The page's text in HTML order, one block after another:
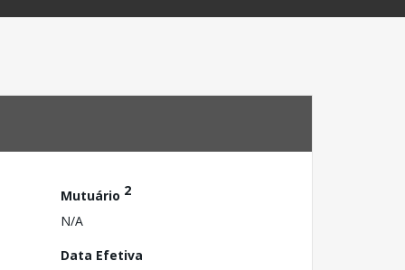
Mutuário 2
N/A
Data Efetiva